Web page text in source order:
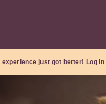
experience just got better! Log in